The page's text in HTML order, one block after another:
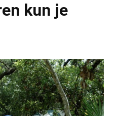
kun je